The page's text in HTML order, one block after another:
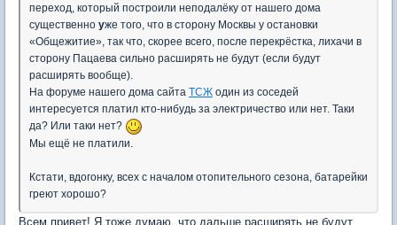
переход, который построили неподалёку от нашего дома
существенно уже того, что в сторону Москвы у остановки
«Общежитие», так что, скорее всего, после перекрёстка, лихачи в
сторону Пацаева сильно расширять не будут (если будут
расширять вообще).
На форуме нашего дома сайта ТСЖ один из соседей
интересуется платил кто-нибудь за электричество или нет. Таки
да? Или таки нет?
Мы ещё не платили.
Кстати, вдогонку, всех с началом отопительного сезона, батарейки
греют хорошо?
Всем привет! Я тоже думаю, что дальше расширять не будут,